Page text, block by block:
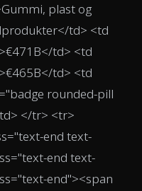
plast og
td> <td
td> <td
td> <td
rounded-pill
</tr> <tr>
end text-
end text-
end"><span